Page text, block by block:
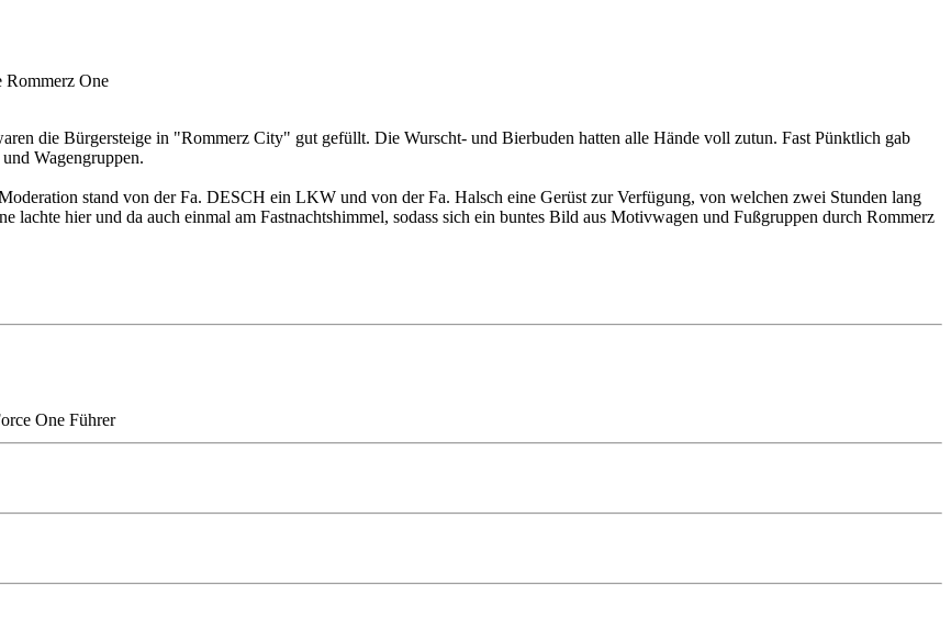
die Bürgersteige in "Rommerz City" gut gefüllt. Die Wurscht- und Bierbuden hatten alle Hände voll zutun. Fast Pünktlich gab
Wagengruppen.
stand von der Fa. DESCH ein LKW und von der Fa. Halsch eine Gerüst zur Verfügung, von welchen zwei Stunden lang
hier und da auch einmal am Fastnachtshimmel, sodass sich ein buntes Bild aus Motivwagen und Fußgruppen durch Rommerz
One Führer